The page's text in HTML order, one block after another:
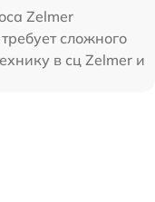
Zelmer
сложного
в сц Zelmer и